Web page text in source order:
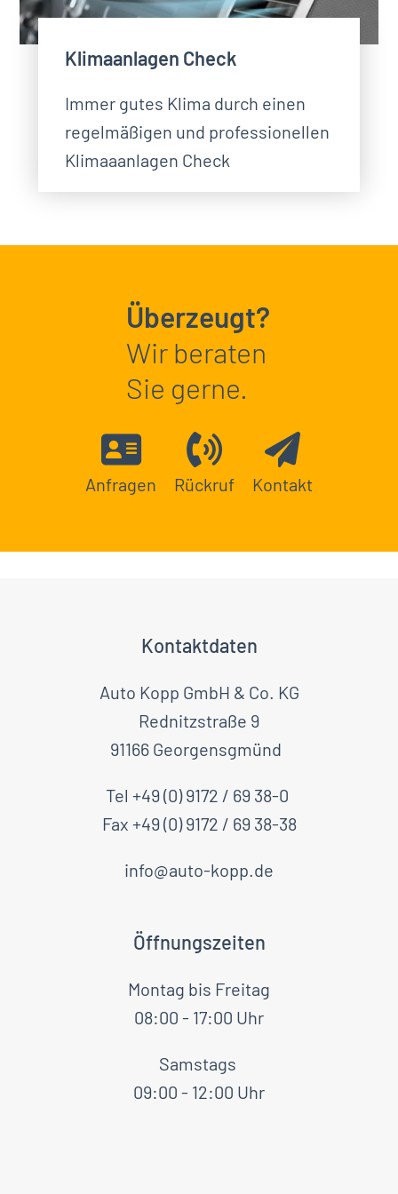
Klimaanlagen Check
Immer gutes Klima durch einen
regelmäßigen und professionellen
Klimaaanlagen Check
Überzeugt?
Wir beraten
Sie gerne.
Anfragen Rückruf Kontakt
Kontaktdaten
Auto Kopp GmbH & Co. KG
Rednitzstraße 9
91166 Georgensgmünd
Tel +49 (0) 9172 / 69 38-0
Fax +49 (0) 9172 / 69 38-38
info@auto-kopp.de
Öffnungszeiten
Montag bis Freitag
08:00 - 17:00 Uhr
Samstags
09:00 - 12:00 Uhr